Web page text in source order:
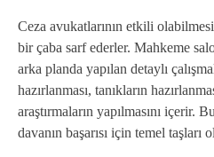
Ceza avukatlarının etkili
bir çaba sarf ederler. Mahkeme
arka planda yapılan detaylı
hazırlanması, tanıkların
araştırmaların yapılmasını içerir.
davanın başarısı için temel taşları